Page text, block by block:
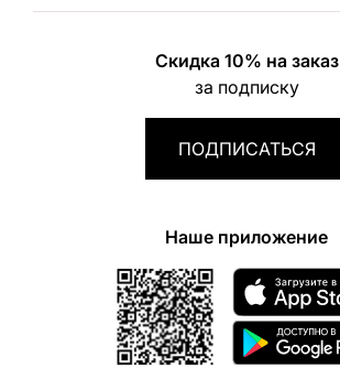
Скидка 10% на заказ
за подписку
ПОДПИСАТЬСЯ
Наше приложение